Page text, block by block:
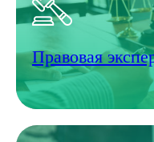
Правовая